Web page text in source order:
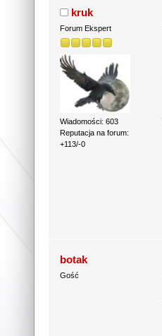
kruk
Forum Ekspert
Wiadomości: 603
Reputacja na forum:
+113/-0
botak
Gość